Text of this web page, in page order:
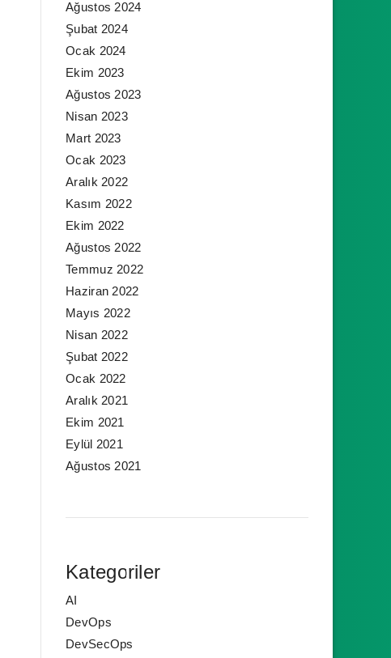
Ağustos 2024
Şubat 2024
Ocak 2024
Ekim 2023
Ağustos 2023
Nisan 2023
Mart 2023
Ocak 2023
Aralık 2022
Kasım 2022
Ekim 2022
Ağustos 2022
Temmuz 2022
Haziran 2022
Mayıs 2022
Nisan 2022
Şubat 2022
Ocak 2022
Aralık 2021
Ekim 2021
Eylül 2021
Ağustos 2021
Kategoriler
AI
DevOps
DevSecOps